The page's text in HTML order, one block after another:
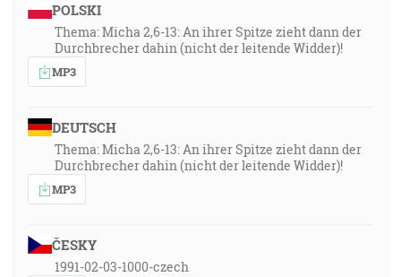
POLSKI
Thema: Micha 2,6-13: An ihrer Spitze zieht dann der
Durchbrecher dahin (nicht der leitende Widder)!
MP3
DEUTSCH
Thema: Micha 2,6-13: An ihrer Spitze zieht dann der
Durchbrecher dahin (nicht der leitende Widder)!
MP3
ČESKY
1991-02-03-1000-czech